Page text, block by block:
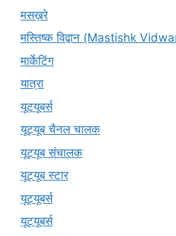
मसख़रे
मस्तिष्क विद्वान (Mastishk
मार्केटिंग
यात्रा
यूटयूबर्स
यूट्यूब चैनल चालक
यूट्यूब संचालक
यूट्यूब स्टार
यूट्यूबर्स
यूट्‍यूबर्स